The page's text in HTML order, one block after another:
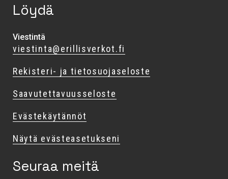
Löydä
Viestintä
viestinta@erillisverkot.fi
Rekisteri- ja tietosuojaseloste
Saavutettavuusseloste
Evästekäytännöt
Näytä evästeasetukseni
Seuraa meitä